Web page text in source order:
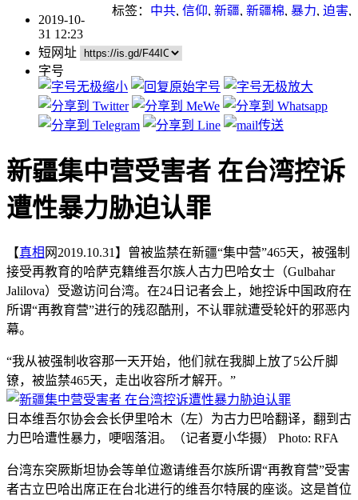
标签： 中共, 信仰, 新疆, 新疆棉, 暴力, 迫害,
2019-10-
31 12:23
短网址
字号
新疆集中营受害者 在台湾控诉
遭性暴力胁迫认罪
【真相 网2019.10.31】曾被监禁在新疆“集中营”465天，被强制
接受再教育的哈萨克籍维吾尔族人古力巴哈女士（Gulbahar
Jalilova）受邀访问台湾。在24日记者会上，她控诉中国政府在
所谓“再教育营”进行的残忍酷刑，不认罪就遭受轮奸的邪恶内
幕。
“我从被强制收容那一天开始，他们就在我脚上放了5公斤脚
镣，被监禁465天，走出收容所才解开。”
日本维吾尔协会会长伊里哈木（左）为古力巴哈翻译，翻到古
力巴哈遭性暴力，哽咽落泪。（记者夏小华摄） Photo: RFA
台湾东突厥斯坦协会等单位邀请维吾尔族所谓“再教育营”受害
者古立巴哈出席正在台北进行的维吾尔特展的座谈。这是首位